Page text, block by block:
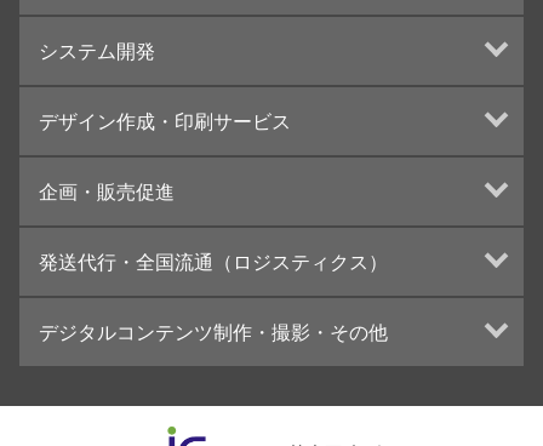
ランディングページ制作
インターネット広告代行
UI・UXデザイン設計
システム開発
デザイン作成・印刷サービス
カタログデザインの制作・印刷
学校・会社案内パンフレット制作・印刷
高精細印刷（スブリマ印刷）
社内報
名刺
一般印刷 （オンデマンド・オフセット）
ユニバーサル・コミュニケーション・デザイン
企画・販売促進
ブランディング戦略
コンテンツ制作
採用プロモーション
発送代行・全国流通（ロジスティクス）
デジタルコンテンツ制作・撮影・その他
イラスト・キャラクター制作